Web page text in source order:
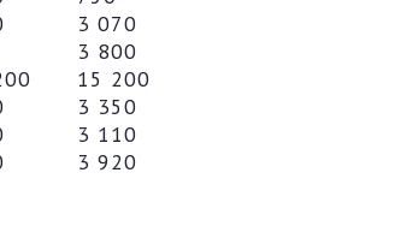
3 070
3 800
15 200
3 350
3 110
3 920